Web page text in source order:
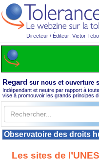
Directeur / Éditeur: Victor
Regard sur nous et ouverture
Indépendant et neutre par rapport à
vise à promouvoir les grands principes
Observatoire des droits
Les sites de